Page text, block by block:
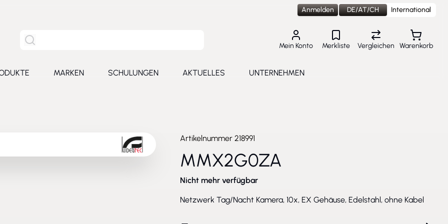
Site Suche
Anmelden DE/AT/CH International
Mein Konto Merkliste Vergleichen Warenkorb
MARKEN
SCHULUNGEN
AKTUELLES
UNTERNEHMEN
MMX2G0ZA
Artikelnummer 218991
Nicht mehr verfügbar
Netzwerk Tag/Nacht Kamera, 10x, EX Gehäuse, Edelstahl, ohne Kabel